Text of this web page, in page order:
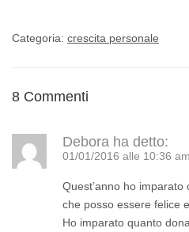
Categoria: crescita personale
8 Commenti
Debora ha detto:
01/01/2016 alle 10:36 am
Quest’anno ho
che posso essere felice
Ho imparato quanto